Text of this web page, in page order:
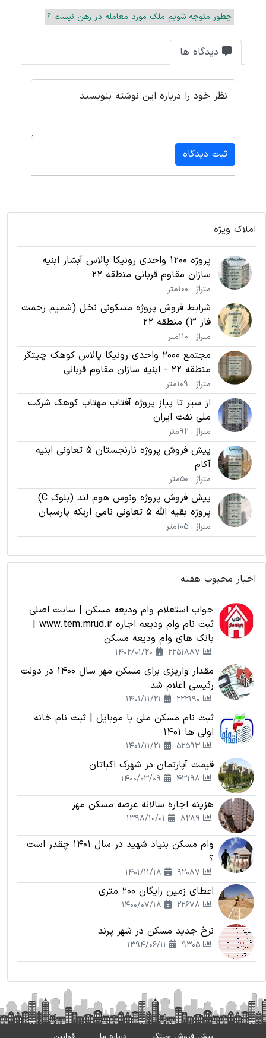
چطور متوجه شویم ملک مورد معامله در رهن نیست ؟
دیدگاه ها
نظر خود را درباره این نوشته بنویسید
ثبت دیدگاه
املاک ویژه
پروژه 1200 واحدی رونیکا پالاس آبشار ابنیه
سازان مقاوم قربانی منطقه 22
متراژ : 100متر
شرایط فروش پروژه مسکونی نخل (شمیم رحمت
فاز 3) منطقه 22
متراژ : 110متر
مجتمع 2000 واحدی رونیکا پالاس کوهک چیتگر
منطقه 22 - ابنیه سازان مقاوم قربانی
متراژ : 109متر
از سیر تا پیاز پروژه آفتاب مهتاب کوهک شرکت
ملی نفت ایران
متراژ : 92متر
پیش فروش پروژه نارنجستان 5 تعاونی ابنیه
آکام
متراژ : 50متر
پیش فروش پروژه ونوس هوم لند (بلوک C)
پروژه بقیه الله 5 تعاونی نامی اریکه پارسیان
متراژ : 105متر
اخبار محبوب هفته
جواب استعلام وام ودیعه مسکن | سایت اصلی
ثبت نام وام ودیعه اجاره www.tem.mrud.ir |
بانک های وام ودیعه مسکن
مقدار واریزی برای مسکن مهر سال 1400 در دولت
رئیسی اعلام شد
ثبت نام مسکن ملی با موبایل | ثبت نام خانه
اولی ها 1401
قیمت آپارتمان در شهرک اکباتان
هزینه اجاره سالانه عرصه مسکن مهر
وام مسکن بنیاد شهید در سال 1401 چقدر است
؟
اعطای زمین رایگان 200 متری
نرخ جدید مسکن در شهر پرند